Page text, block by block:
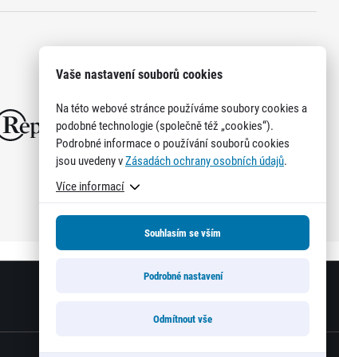
Vaše nastavení souborů cookies
Na této webové stránce používáme soubory cookies a
podobné technologie (společně též „cookies“).
Podrobné informace o používání souborů cookies
jsou uvedeny vZásadách ochrany osobních údajů.
Více informací
Souhlasím se vším
Podrobné nastavení
Odmítnout vše